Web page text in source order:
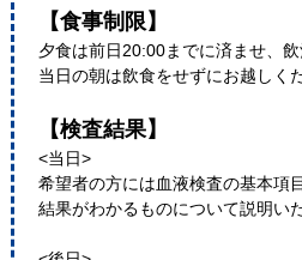
【食事制限】
夕食は前日20:00までに済ませ、飲
当日の朝は飲食をせずにお越しく
【検査結果】
<当日>
希望者の方には血液検査の基本項
結果がわかるものについて説明い